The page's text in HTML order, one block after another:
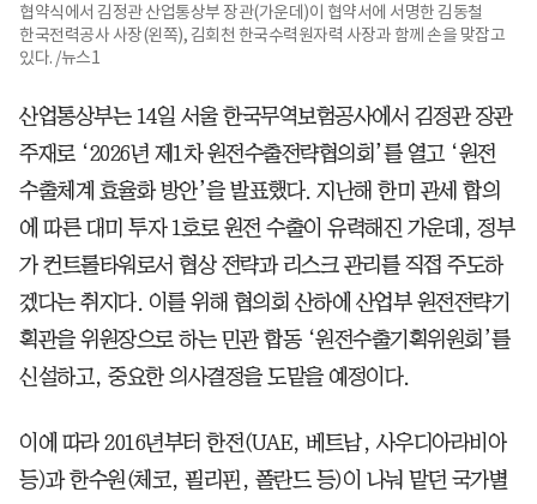
협약식에서 김정관 산업통상부 장관(가운데)이 협약서에 서명한 김동철
한국전력공사 사장(왼쪽), 김회천 한국수력원자력 사장과 함께 손을 맞잡고
있다. /뉴스1
산업통상부는 14일 서울 한국무역보험공사에서 김정관 장관
주재로 ‘2026년 제1차 원전수출전략협의회’를 열고 ‘원전
수출체계 효율화 방안’을 발표했다. 지난해 한미 관세 합의
에 따른 대미 투자 1호로 원전 수출이 유력해진 가운데, 정부
가 컨트롤타워로서 협상 전략과 리스크 관리를 직접 주도하
겠다는 취지다. 이를 위해 협의회 산하에 산업부 원전전략기
획관을 위원장으로 하는 민관 합동 ‘원전수출기획위원회’를
신설하고, 중요한 의사결정을 도맡을 예정이다.
이에 따라 2016년부터 한전(UAE, 베트남, 사우디아라비아
등)과 한수원(체코, 필리핀, 폴란드 등)이 나눠 맡던 국가별